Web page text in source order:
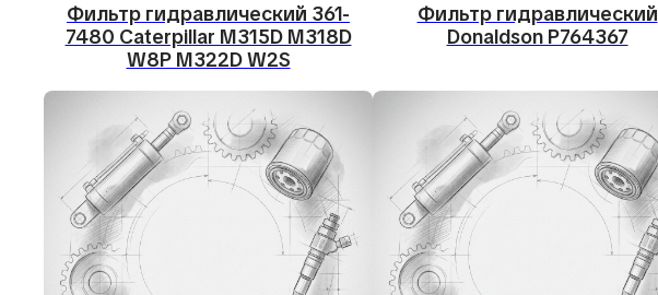
Фильтр гидравлический 361-
7480 Caterpillar M315D M318D
W8P M322D W2S
Фильтр гидравлический
Donaldson P764367